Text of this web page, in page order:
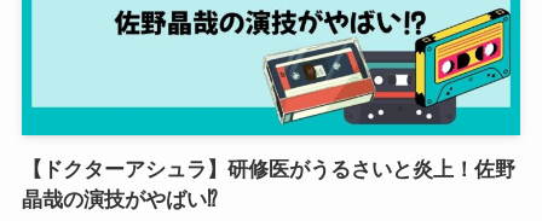
【ドクターアシュラ】研修医がうるさいと炎上！佐野
晶哉の演技がやばい⁉